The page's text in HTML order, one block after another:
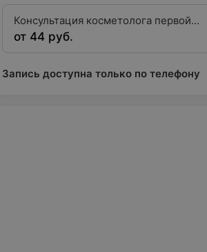
Консультация косметолога первой
категории
от 44 руб.
Запись доступна только по телефону